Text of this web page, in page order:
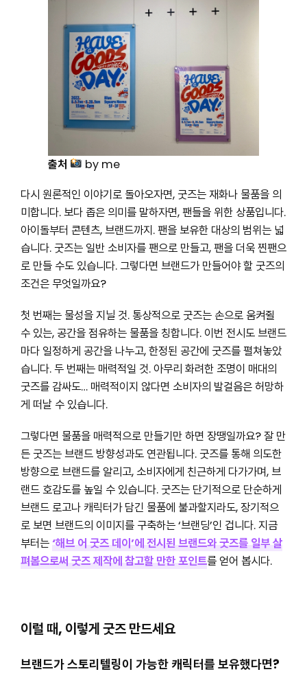
출처
by me
다시 원론적인 이야기로 돌아오자면, 굿즈는 재화나 물품을 의
미합니다. 보다 좁은 의미를 말하자면, 팬들을 위한 상품입니다.
아이돌부터 콘텐츠, 브랜드까지. 팬을 보유한 대상의 범위는 넓
습니다. 굿즈는 일반 소비자를 팬으로 만들고, 팬을 더욱 찐팬으
로 만들 수도 있습니다. 그렇다면 브랜드가 만들어야 할 굿즈의
조건은 무엇일까요?
첫 번째는 물성을 지닐 것. 통상적으로 굿즈는 손으로 움켜쥘
수 있는, 공간을 점유하는 물품을 칭합니다. 이번 전시도 브랜드
마다 일정하게 공간을 나누고, 한정된 공간에 굿즈를 펼쳐놓았
습니다. 두 번째는 매력적일 것. 아무리 화려한 조명이 매대의
굿즈를 감싸도… 매력적이지 않다면 소비자의 발걸음은 허망하
게 떠날 수 있습니다.
그렇다면 물품을 매력적으로 만들기만 하면 장땡일까요? 잘 만
든 굿즈는 브랜드 방향성과도 연관됩니다. 굿즈를 통해 의도한
방향으로 브랜드를 알리고, 소비자에게 친근하게 다가가며, 브
랜드 호감도를 높일 수 있습니다. 굿즈는 단기적으로 단순하게
브랜드 로고나 캐릭터가 담긴 물품에 불과할지라도, 장기적으
로 보면 브랜드의 이미지를 구축하는 ‘브랜딩’인 겁니다. 지금
부터는‘해브 어 굿즈 데이’에 전시된 브랜드와 굿즈를 일부 살
펴봄으로써 굿즈 제작에 참고할 만한 포인트를 얻어 봅시다.
이럴 때, 이렇게 굿즈 만드세요
브랜드가 스토리텔링이 가능한 캐릭터를 보유했다면?